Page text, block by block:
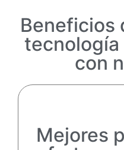
Beneficios
tecnología
con
Mejores